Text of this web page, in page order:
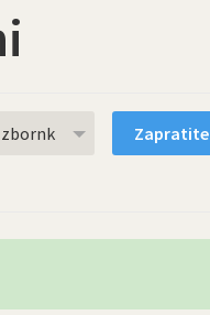
Zapratite